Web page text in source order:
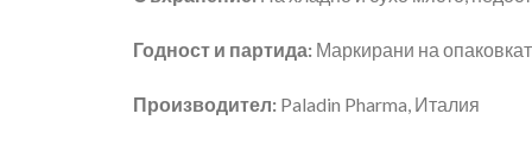
Годност и партида: Маркирани на
Производител: Paladin Pharma, Италия